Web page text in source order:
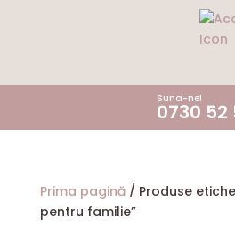
Suna-ne!
0730 52
Prima pagină/ Produse
pentru familie”